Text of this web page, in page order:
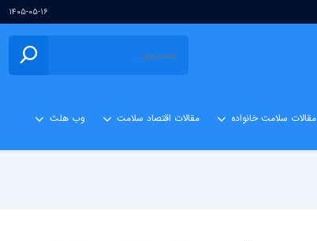
۱۴۰۵-۰۵-۱۶
مقالات سلامت خانواده مقالات اقتصاد سلامت وب هلث